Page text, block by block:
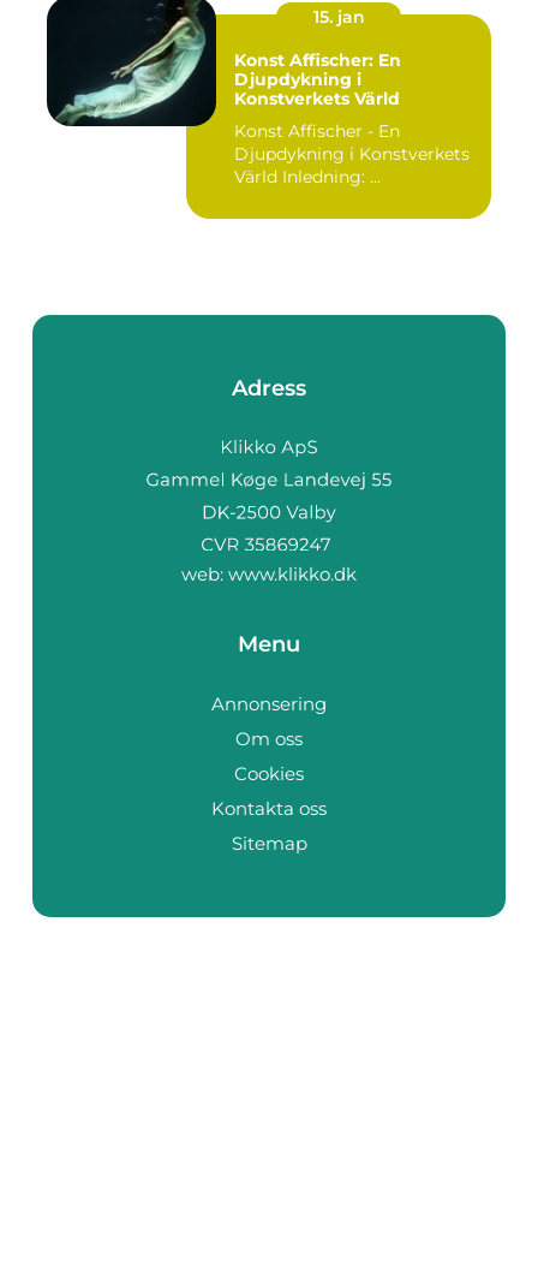
15. jan
Konst Affischer: En
Djupdykning i
Konstverkets Värld
Konst Affischer - En
Djupdykning i Konstverkets
Värld Inledning: ...
Adress
web: www.klikko.dk
Menu
Annonsering
Om oss
Cookies
Kontakta oss
Sitemap